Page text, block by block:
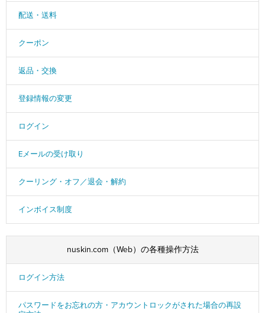
配送・送料
クーポン
返品・交換
登録情報の変更
ログイン
Eメールの受け取り
クーリング・オフ／退会・解約
インボイス制度
nuskin.com（Web）の各種操作方法
ログイン方法
パスワードをお忘れの方・アカウントロックがされた場合の再設